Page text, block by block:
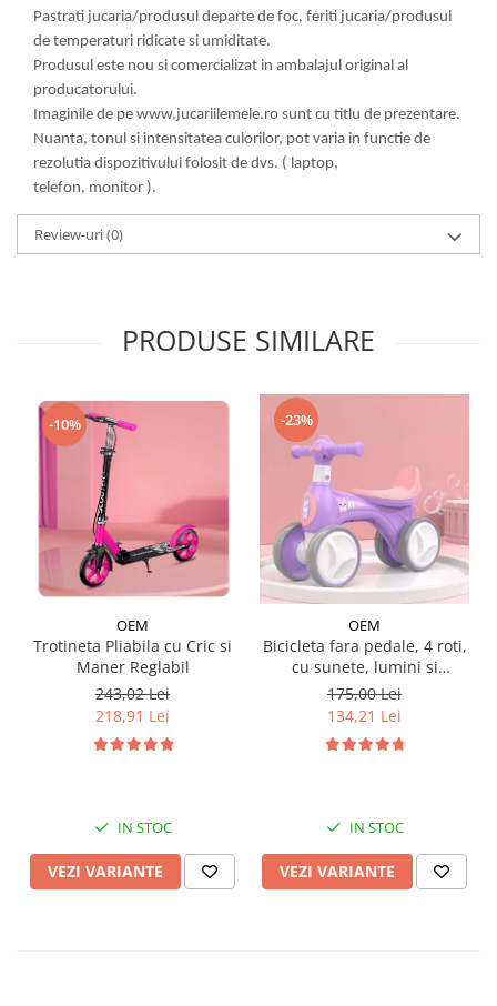
Pastrati jucaria/produsul departe de foc, feriti jucaria/produsul
de temperaturi ridicate si umiditate.
Produsul este nou si comercializat in ambalajul original al
producatorului.
Imaginile de pe www.jucariilemele.ro sunt cu titlu de prezentare.
Nuanta, tonul si intensitatea culorilor, pot varia in functie de
rezolutia dispozitivului folosit de dvs. ( laptop,
telefon, monitor ).
Review-uri(0)
PRODUSE SIMILARE
-10%
OEM
Trotineta Pliabila cu Cric si
Maner Reglabil
243,02 Lei
218,91 Lei
IN STOC
VEZI VARIANTE
-23%
OEM
Bicicleta fara pedale, 4 roti,
cu sunete, lumini si
baloane de sapun
175,00 Lei
134,21 Lei
IN STOC
VEZI VARIANTE